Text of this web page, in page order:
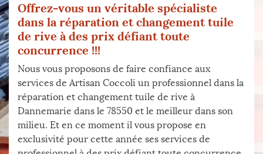
Offrez-vous un véritable spécialiste
dans la réparation et changement tuile
de rive à des prix défiant toute
concurrence !!!
Nous vous proposons de faire confiance aux
services de Artisan Coccoli un professionnel dans la
réparation et changement tuile de rive à
Dannemarie dans le 78550 et le meilleur dans son
milieu. Et en ce moment il vous propose en
exclusivité pour cette année ses services de